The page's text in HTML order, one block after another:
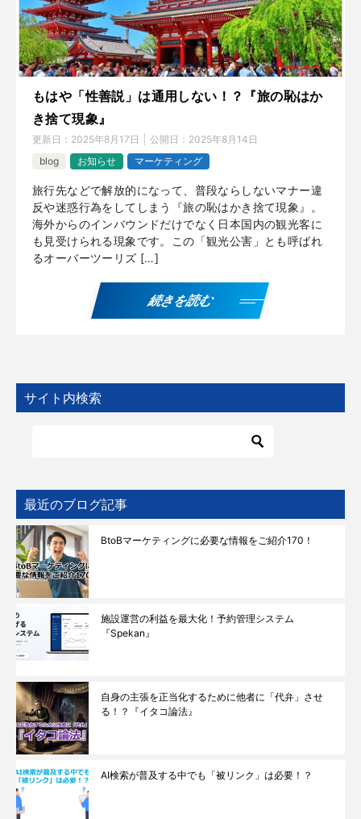
もはや「性善説」は通用しない！？『旅の恥はか
き捨て現象』
更新日： 2025年8月17日 公開日： 2025年8月14日
blog
お知らせ マーケティング
旅行先などで解放的になって、普段ならしないマナー違
反や迷惑行為をしてしまう『旅の恥はかき捨て現象』。
海外からのインバウンドだけでなく日本国内の観光客に
も見受けられる現象です。この「観光公害」とも呼ばれ
るオーバーツーリズ […]
続きを読む
サイト内検索
最近のブログ記事
BtoBマーケティングに必要な情報をご紹介170！
施設運営の利益を最大化！予約管理システム
『Spekan』
自身の主張を正当化するために他者に「代弁」させ
る！？『イタコ論法』
AI検索が普及する中でも「被リンク」は必要！？